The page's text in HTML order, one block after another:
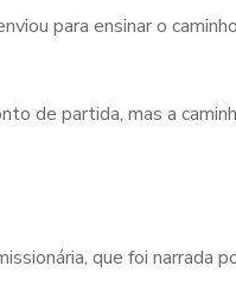
para ensinar o
de partida, mas a
que foi narrada